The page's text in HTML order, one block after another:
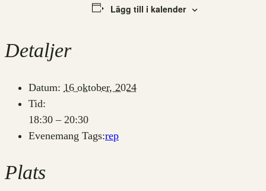
Lägg till i kalender
Detaljer
Datum: 16 oktober, 2024
Tid:
18:30 – 20:30
Evenemang Tags:rep
Plats